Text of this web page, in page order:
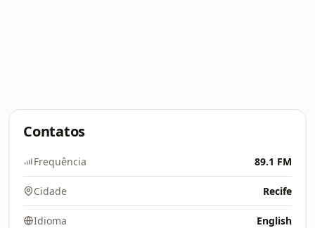
Contatos
Frequência 89.1 FM
Cidade Recife
Idioma English